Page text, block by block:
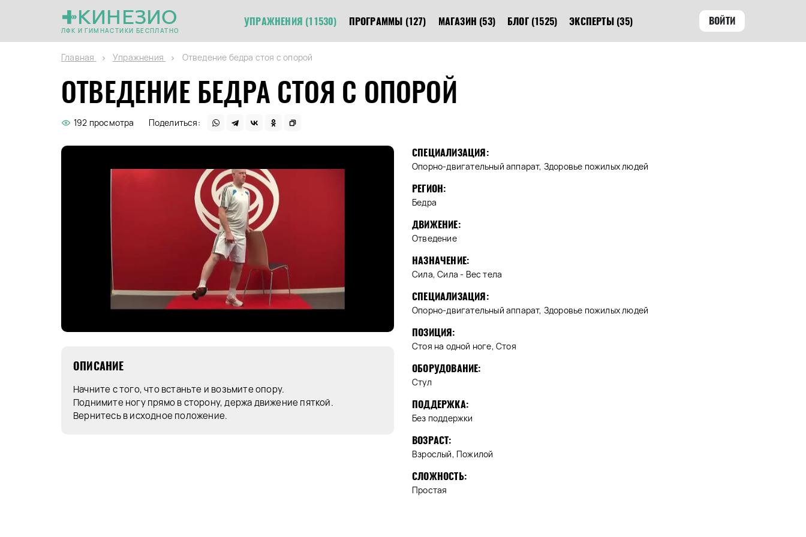
КИНЕЗИО
ЛФК И ГИМНАСТИКИ БЕСПЛАТНО
УПРАЖНЕНИЯ (11530) ПРОГРАММЫ (127) МАГАЗИН (53) БЛОГ (1525) ЭКСПЕРТЫ (35) ВОЙТИ
Главная Упражнения Отведение бедра стоя с опорой
ОТВЕДЕНИЕ БЕДРА СТОЯ С ОПОРОЙ
192 просмотра Поделиться:
ОПИСАНИЕ
Начните с того, что встаньте и возьмите опору.
Поднимите ногу прямо в сторону, держа движение пяткой.
Вернитесь в исходное положение.
СПЕЦИАЛИЗАЦИЯ:
Опорно-двигательный аппарат, Здоровье пожилых людей
РЕГИОН:
Бедра
ДВИЖЕНИЕ:
Отведение
НАЗНАЧЕНИЕ:
Сила, Сила - Вес тела
СПЕЦИАЛИЗАЦИЯ:
Опорно-двигательный аппарат, Здоровье пожилых людей
ПОЗИЦИЯ:
Стоя на одной ноге, Стоя
ОБОРУДОВАНИЕ:
Стул
ПОДДЕРЖКА:
Без поддержки
ВОЗРАСТ:
Взрослый, Пожилой
СЛОЖНОСТЬ:
Простая